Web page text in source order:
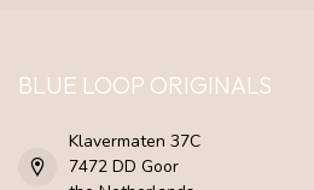
BLUE LOOP ORIGINALS
Klavermaten 37C
7472 DD Goor